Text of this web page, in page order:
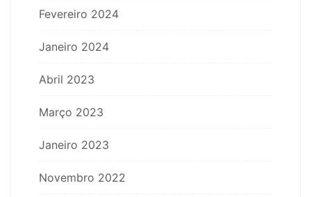
Fevereiro 2024
Janeiro 2024
Abril 2023
Março 2023
Janeiro 2023
Novembro 2022